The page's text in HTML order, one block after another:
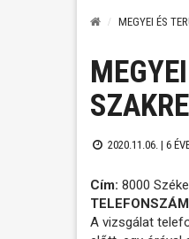
MEGYEI ÉS
2020.11.06. | 6
Cím: 8000
A vizsgálat